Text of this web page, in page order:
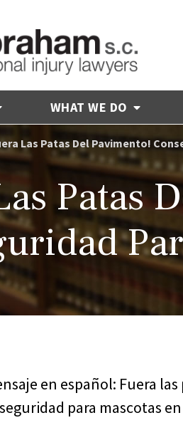
WHAT WE DO
Las Patas Del Pavimento!
Patas